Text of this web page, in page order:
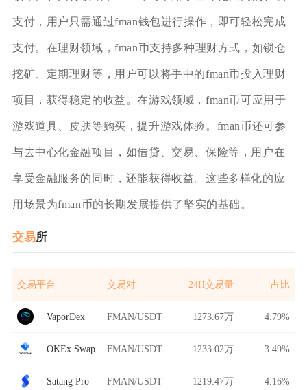
支付，用户只需通过fman钱包进行操作，即可轻松完成
支付。在理财领域，fman币支持多种理财方式，如锁仓
挖矿、定期理财等，用户可以将手中的fman币投入理财
项目，获得稳定的收益。在游戏领域，fman币可应用于
游戏道具、皮肤等购买，提升游戏体验。fman币还可参
与去中心化金融项目，如借贷、交易、保险等，用户在
享受金融服务的同时，还能获得收益。这些多样化的应
用场景为fman币的长期发展提供了坚实的基础。
交易所
交易平台 交易对 24H交易量 占比
VaporDex FMAN/USDT 1273.67万 4.79%
OKEx Swap FMAN/USDT 1233.02万 3.49%
Satang Pro FMAN/USDT 1219.47万 4.16%